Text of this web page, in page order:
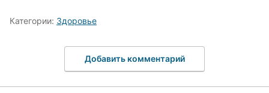
Категории: Здоровье
Добавить комментарий